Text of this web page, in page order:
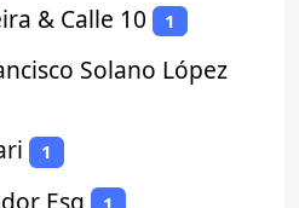
& Calle 10 1
Solano López
1
Esq 1